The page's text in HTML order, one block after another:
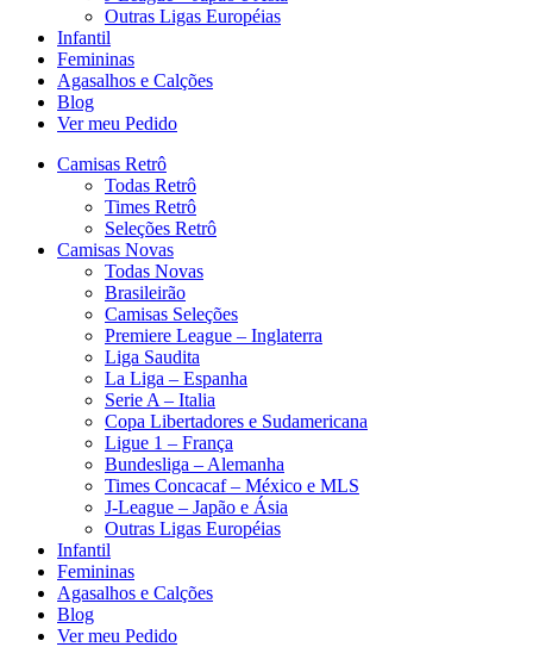
Outras Ligas Européias
Infantil
Femininas
Agasalhos e Calções
Blog
Ver meu Pedido
Camisas Retrô
Todas Retrô
Times Retrô
Seleções Retrô
Camisas Novas
Todas Novas
Brasileirão
Camisas Seleções
Premiere League – Inglaterra
Liga Saudita
La Liga – Espanha
Serie A – Italia
Copa Libertadores e Sudamericana
Ligue 1 – França
Bundesliga – Alemanha
Times Concacaf – México e MLS
J-League – Japão e Ásia
Outras Ligas Européias
Infantil
Femininas
Agasalhos e Calções
Blog
Ver meu Pedido